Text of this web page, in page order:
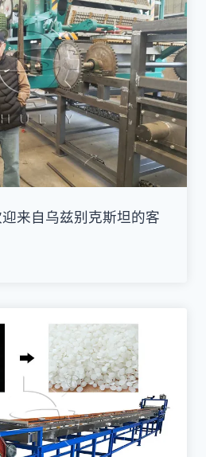
来自乌兹别克斯坦的客